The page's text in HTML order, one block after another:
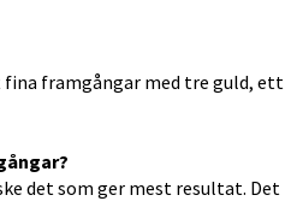
fina framgångar med tre guld, ett
det som ger mest resultat. Det